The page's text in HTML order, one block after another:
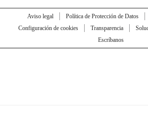
Aviso legal Política de Protección de Datos
Configuración de cookies
Transparencia
Escríbanos